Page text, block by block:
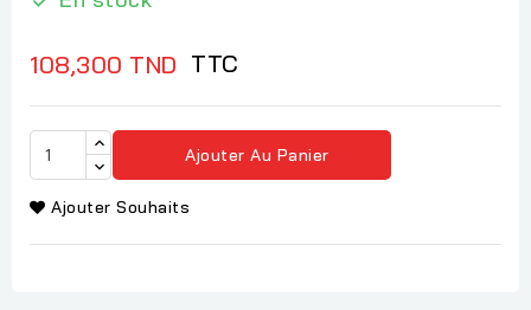
108,300 TND TTC
Ajouter Au Panier
Ajouter Souhaits